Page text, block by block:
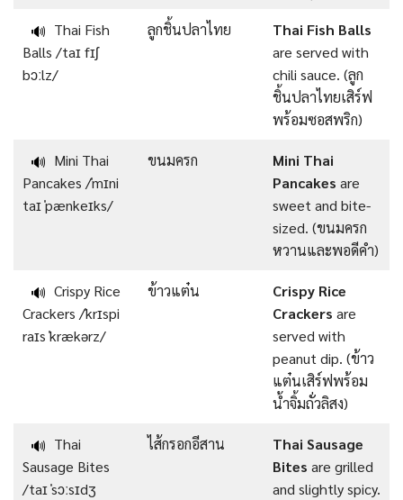
🔊 Thai Fish
Balls /taɪ fɪʃ
bɔːlz/
ลูกชิ้นปลาไทย
Thai Fish Balls
are served with
chili sauce. (ลูก
ชิ้นปลาไทยเสิร์ฟ
พร้อมซอสพริก)
🔊 Mini Thai
Pancakes /ˈmɪni
taɪ ˈpænkeɪks/
ขนมครก
Mini Thai
Pancakes are
sweet and bite-
sized. (ขนมครก
หวานและพอดีคำ)
🔊 Crispy Rice
Crackers /ˈkrɪspi
raɪs ˈkrækərz/
ข้าวแต๋น
Crispy Rice
Crackers are
served with
peanut dip. (ข้าว
แต๋นเสิร์ฟพร้อม
น้ำจิ้มถั่วลิสง)
🔊 Thai
Sausage Bites
/taɪ ˈsɔːsɪdʒ
ไส้กรอกอีสาน
Thai Sausage
Bites are grilled
and slightly spicy.